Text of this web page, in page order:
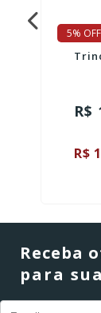
5%
R$
R$
Receba
para